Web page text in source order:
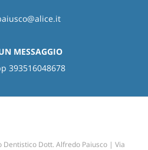
MESSAGGIO
393516048678
Dott. Alfredo Paiusco | Via